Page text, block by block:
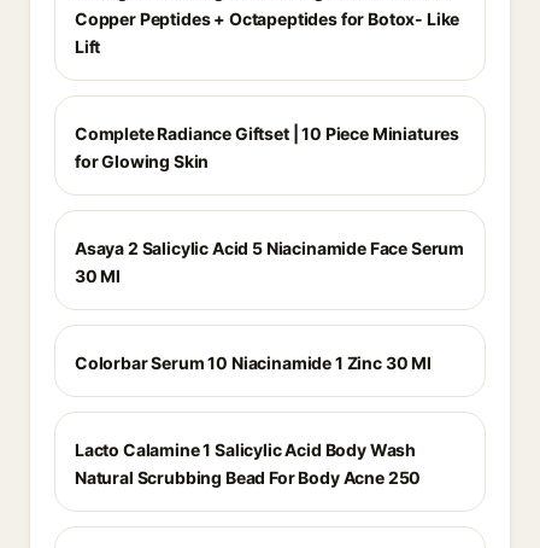
Copper Peptides + Octapeptides for Botox- Like
Lift
Complete Radiance Giftset | 10 Piece Miniatures
for Glowing Skin
Asaya 2 Salicylic Acid 5 Niacinamide Face Serum
30 Ml
Colorbar Serum 10 Niacinamide 1 Zinc 30 Ml
Lacto Calamine 1 Salicylic Acid Body Wash
Natural Scrubbing Bead For Body Acne 250